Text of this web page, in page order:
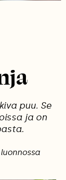
puu. Se
ja on